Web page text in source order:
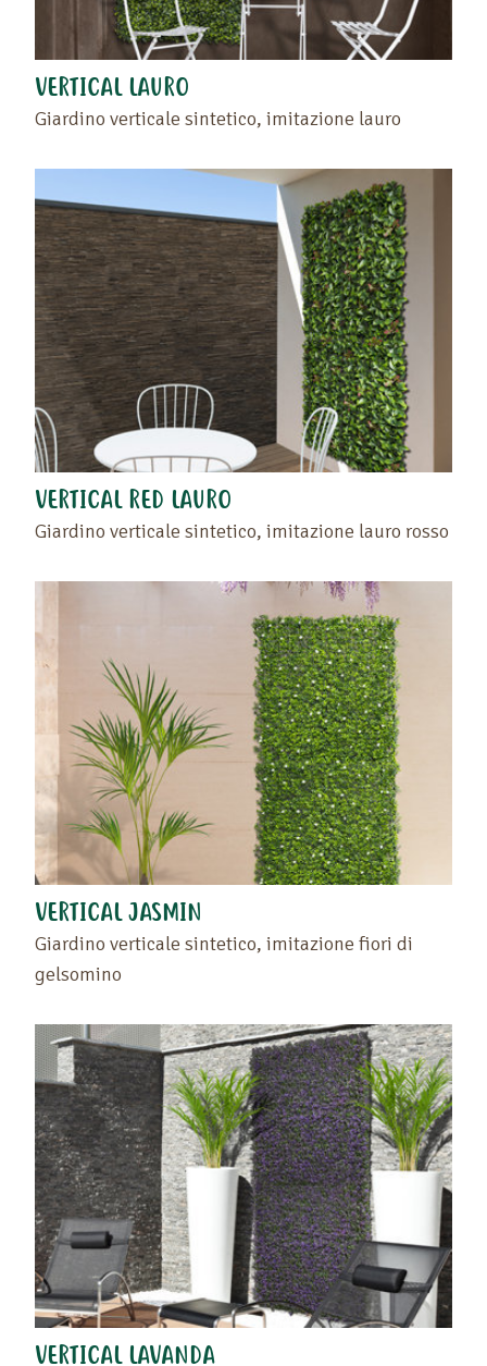
VERTICAL LAURO
Giardino verticale sintetico, imitazione lauro
VERTICAL RED LAURO
Giardino verticale sintetico, imitazione lauro rosso
VERTICAL JASMIN
Giardino verticale sintetico, imitazione fiori di
gelsomino
VERTICAL LAVANDA